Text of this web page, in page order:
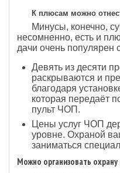
К плюсам можно
Минусы, конечно,
несомненно, есть и
дачи очень популярен
Девять из десяти
раскрываются и
благодаря
которая передаёт
пульт ЧОП.
Цены услуг ЧОП
уровне. Охраной
заниматься
Можно организовать